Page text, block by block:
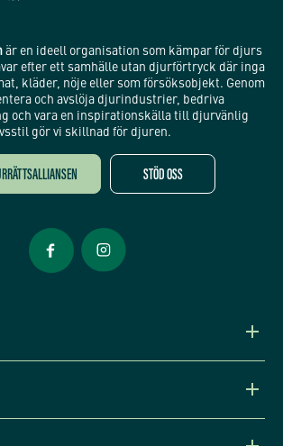
är en ideell organisation som kämpar för djurs
efter ett samhälle utan djurförtryck där inga
kläder, nöje eller som försöksobjekt. Genom
och avslöja djurindustrier, bedriva
och vara en inspirationskälla till djurvänlig
gör vi skillnad för djuren.
STÖD OSS
Öppnas i nytt fönster